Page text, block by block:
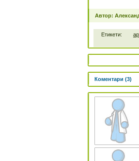
Автор:
Етикети:
Коментари (3)